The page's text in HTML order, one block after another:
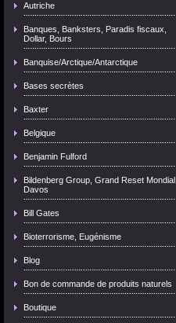
Autriche
Banques, Banksters, Paradis fiscaux,
Dollar, Bours
Banquise/Arctique/Antarctique
Bases secrètes
Baxter
Belgique
Benjamin Fulford
Bildenberg Group, Grand Reset Mondial,
Davos
Bill Gates
Bioterrorisme, Eugénisme
Blog
Bon de commande de produits naturels
Boutique